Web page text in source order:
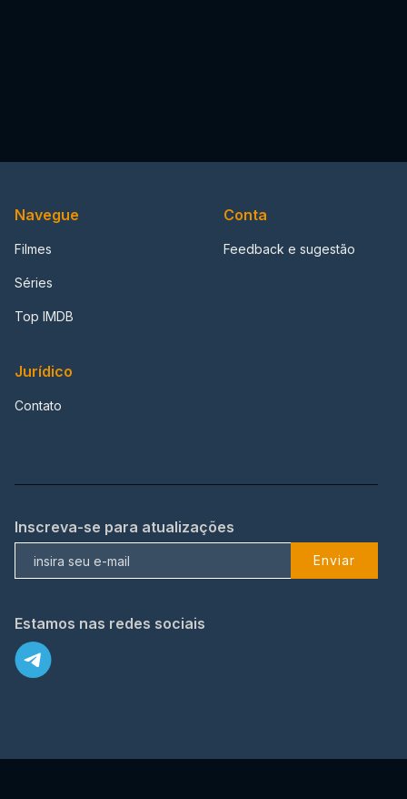
Navegue
Filmes
Séries
Top IMDB
Conta
Feedback e sugestão
Jurídico
Contato
Inscreva-se para atualizações
Enviar
Estamos nas redes sociais